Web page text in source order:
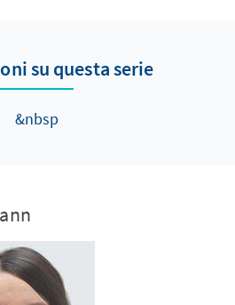
su questa serie
&nbsp